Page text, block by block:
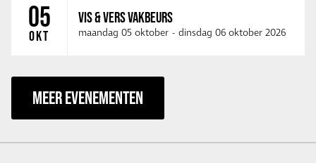
05
OKT
VIS & VERS VAKBEURS
maandag 05 oktober - dinsdag 06 oktober 2026
MEER EVENEMENTEN